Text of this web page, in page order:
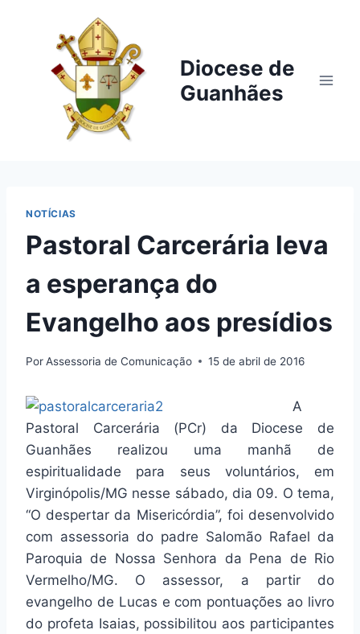
Conteúdo
Diocese de
Guanhães
NOTÍCIAS
Pastoral Carcerária leva
a esperança do
Evangelho aos presídios
PorAssessoria de Comunicação 15 de abril de 2016
A
Pastoral Carcerária (PCr) da Diocese de
Guanhães realizou uma manhã de
espiritualidade para seus voluntários, em
Virginópolis/MG nesse sábado, dia 09. O tema,
“O despertar da Misericórdia”, foi desenvolvido
com assessoria do padre Salomão Rafael da
Paroquia de Nossa Senhora da Pena de Rio
Vermelho/MG. O assessor, a partir do
evangelho de Lucas e com pontuações ao livro
do profeta Isaias, possibilitou aos participantes